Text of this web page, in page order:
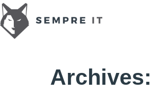
Archives: